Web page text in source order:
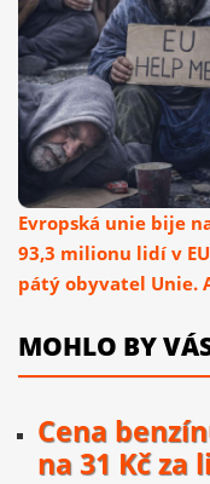
Evropská unie bije
93,3 milionu lidí v
pátý obyvatel Unie.
MOHLO BY
Cena
na 31 Kč za